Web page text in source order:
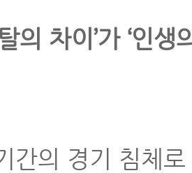
의 차이’가 ‘인
간의 경기 침체